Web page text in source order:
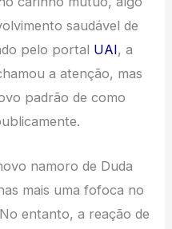
saudável de
pelo portal UAI, a
a atenção, mas
padrão de como
namoro de Duda
mais uma fofoca no
entanto, a reação de